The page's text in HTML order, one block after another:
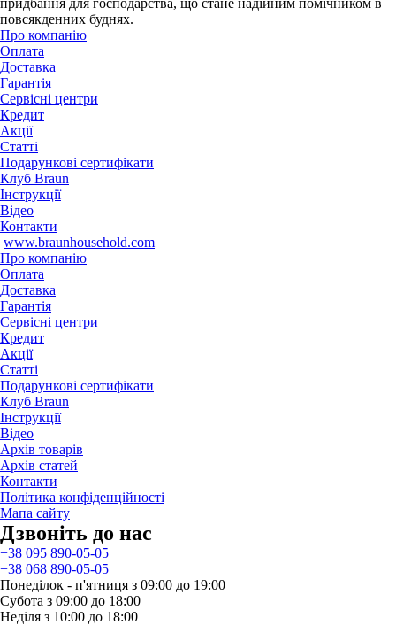
придбання для господарства, що стане надійним помічником в
повсякденних буднях.
Про компанію
Оплата
Доставка
Гарантія
Сервісні центри
Кредит
Акції
Статті
Подарункові сертифікати
Клуб Braun
Iнструкції
Відео
Контакти
www.braunhousehold.com
Про компанію
Оплата
Доставка
Гарантія
Сервісні центри
Кредит
Акції
Статті
Подарункові сертифікати
Клуб Braun
Iнструкції
Відео
Архів товарів
Архів статей
Контакти
Політика конфіденційності
Мапа сайту
Дзвонiть до нас
+38 095 890-05-05
+38 068 890-05-05
Понеділок - п'ятниця з 09:00 до 19:00
Субота з 09:00 до 18:00
Неділя з 10:00 до 18:00